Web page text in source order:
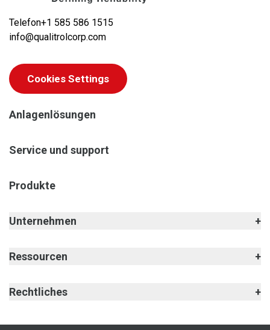
Telefon+1 585 586 1515
info@qualitrolcorp.com
Cookies Settings
Anlagenlösungen
Service und support
Produkte
Unternehmen
Ressourcen
Rechtliches